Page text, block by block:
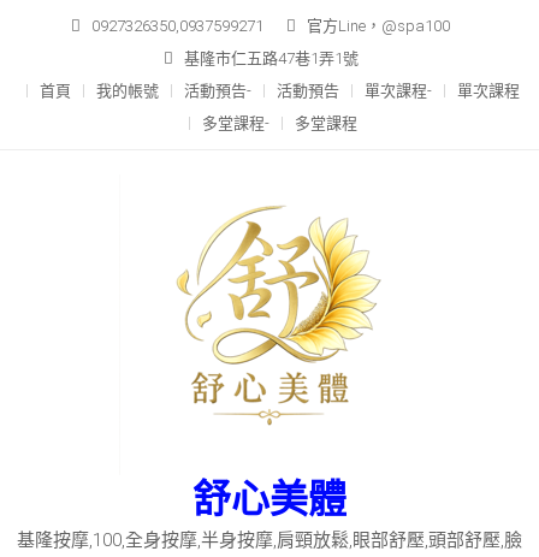
content
0927326350,0937599271
官方Line，@spa100
基隆市仁五路47巷1弄1號
首頁
我的帳號 活動預告- 活動預告 單次課程-
單次課程
多堂課程-
多堂課程
舒心美體
基隆按摩,100,全身按摩,半身按摩,肩頸放鬆,眼部舒壓,頭部舒壓,臉